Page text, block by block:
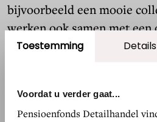
Toestemming Details
Voordat u verder gaat...
Pensioenfonds Detailhandel
bijvoorbeeld een mooie
werken ook samen met
Rotterdam die in Portugal
van haar bijvoorbeeld